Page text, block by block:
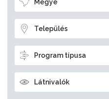
Megye
Település
Program típusa
Látnivalók